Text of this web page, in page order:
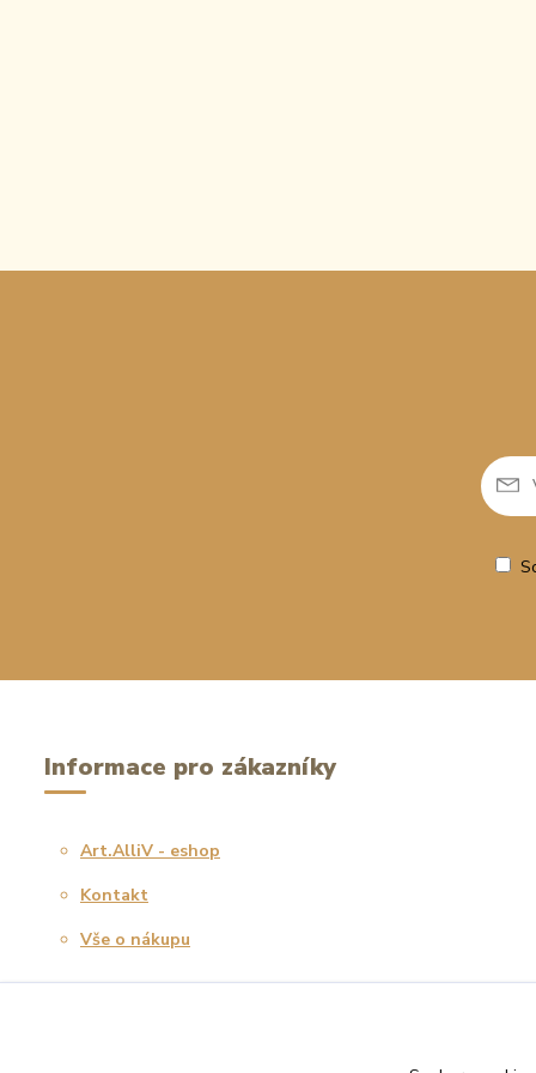
Informace pro zákazníky
Art.AlliV - eshop
Kontakt
Vše o nákupu